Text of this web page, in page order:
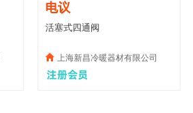
电议
活塞式四通阀
上海新昌冷暖器材有限公司